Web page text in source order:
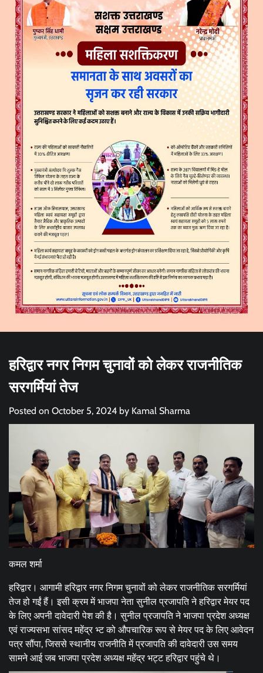
हरिद्वार नगर निगम चुनावों को लेकर राजनीतिक
सरगर्मियां तेज
Posted on October 5, 2024 by Kamal Sharma
कमल शर्मा
हरिद्वार। आगामी हरिद्वार नगर निगम चुनावों को लेकर राजनीतिक सरगर्मियां
तेज हो गईं हैं। इसी क्रम में भाजपा नेता सुनील प्रजापति ने हरिद्वार मेयर पद
के लिए अपनी दावेदारी पेश की है। सुनील प्रजापति ने भाजपा प्रदेश अध्यक्ष
एवं राज्यसभा सांसद महेंद्र भ्ट को औपचारिक रूप से मेयर पद के लिए आवेदन
पत्र सौंपा, जिससे स्थानीय राजनीति में प्रजापति की दावेदारी उस समय
सामने आई जब भाजपा प्रदेश अध्यक्ष महेंद्र भट्ट हरिद्वार पहुंचे थे।